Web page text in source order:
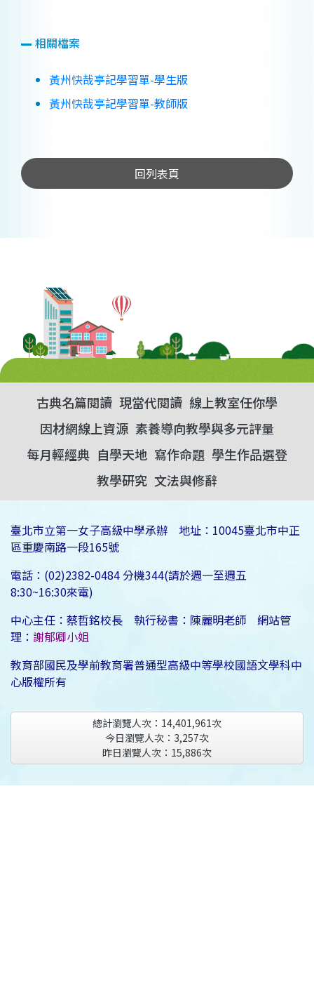
相關檔案
黃州快哉亭記學習單-學生版
黃州快哉亭記學習單-教師版
回列表頁
古典名篇閱讀 現當代閱讀 線上教室任你學
因材網線上資源 素養導向教學與多元評量
每月輕經典 自學天地 寫作命題 學生作品選登
教學研究 文法與修辭
臺北市立第一女子高級中學承辦 地址：10045臺北市中正
區重慶南路一段165號
電話：(02)2382-0484 分機344(請於週一至週五
8:30~16:30來電)
中心主任：蔡哲銘校長 執行秘書：陳麗明老師 網站管
理： 謝郁卿小姐
教育部國民及學前教育署普通型高級中等學校國語文學科中
心版權所有
總計瀏覽人次： 14,401,961次
今日瀏覽人次： 3,257次
昨日瀏覽人次： 15,886次